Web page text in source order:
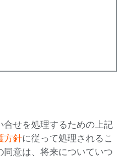
合せを処理するための上記
方針に従って処理されるこ
同意は、将来についていつ